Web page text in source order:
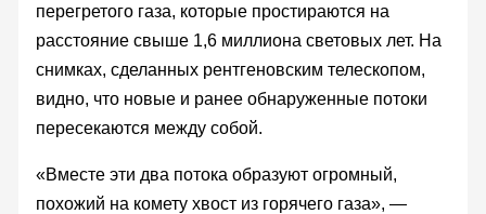
перегретого газа, которые простираются на
расстояние свыше 1,6 миллиона световых лет. На
снимках, сделанных рентгеновским телескопом,
видно, что новые и ранее обнаруженные потоки
пересекаются между собой.
«Вместе эти два потока образуют огромный,
похожий на комету хвост из горячего газа», —